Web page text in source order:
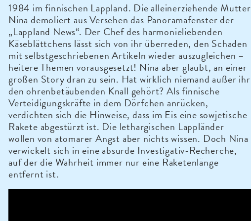
1984 im finnischen Lappland. Die alleinerziehende Mutter
Nina demoliert aus Versehen das Panoramafenster der
„Lappland News“. Der Chef des harmonieliebenden
Käseblättchens lässt sich von ihr überreden, den Schaden
mit selbstgeschriebenen Artikeln wieder auszugleichen –
heitere Themen vorausgesetzt! Nina aber glaubt, an einer
großen Story dran zu sein. Hat wirklich niemand außer ihr
den ohrenbetäubenden Knall gehört? Als finnische
Verteidigungskräfte in dem Dörfchen anrücken,
verdichten sich die Hinweise, dass im Eis eine sowjetische
Rakete abgestürzt ist. Die lethargischen Lappländer
wollen von atomarer Angst aber nichts wissen. Doch Nina
verwickelt sich in eine absurde Investigativ-Recherche,
auf der die Wahrheit immer nur eine Raketenlänge
entfernt ist.